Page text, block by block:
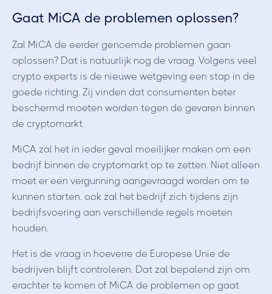
Gaat MiCA de problemen oplossen?
Zal MiCA de eerder genoemde problemen gaan
oplossen? Dat is natuurlijk nog de vraag. Volgens veel
crypto experts is de nieuwe wetgeving een stap in de
goede richting. Zij vinden dat consumenten beter
beschermd moeten worden tegen de gevaren binnen
de cryptomarkt.
MiCA zal het in ieder geval moeilijker maken om een
bedrijf binnen de cryptomarkt op te zetten. Niet alleen
moet er een vergunning aangevraagd worden om te
kunnen starten, ook zal het bedrijf zich tijdens zijn
bedrijfsvoering aan verschillende regels moeten
houden.
Het is de vraag in hoeverre de Europese Unie de
bedrijven blijft controleren. Dat zal bepalend zijn om
erachter te komen of MiCA de problemen op gaat